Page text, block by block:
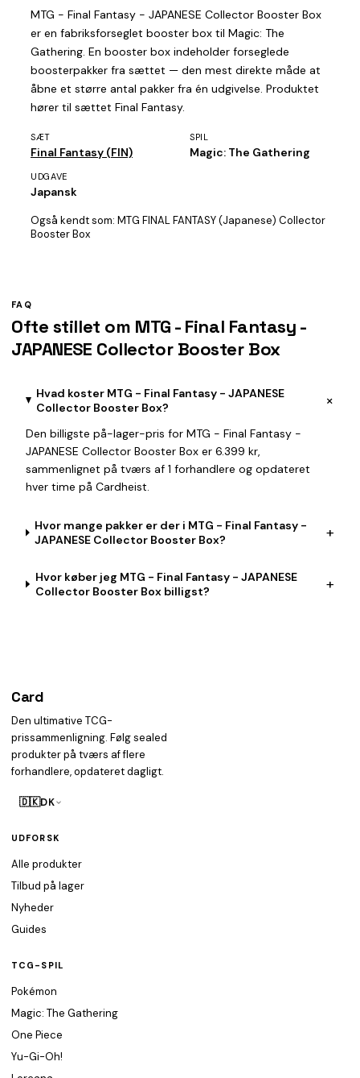
MTG - Final Fantasy - JAPANESE Collector Booster Box
er en fabriksforseglet booster box til Magic: The
Gathering. En booster box indeholder forseglede
boosterpakker fra sættet — den mest direkte måde at
åbne et større antal pakker fra én udgivelse. Produktet
hører til sættet Final Fantasy.
SÆT
Final Fantasy (FIN)
SPIL
Magic: The Gathering
UDGAVE
Japansk
Også kendt som: MTG FINAL FANTASY (Japanese) Collector
Booster Box
FAQ
Ofte stillet om MTG - Final Fantasy -
JAPANESE Collector Booster Box
Hvad koster MTG - Final Fantasy - JAPANESE
Collector Booster Box?
+
Den billigste på-lager-pris for MTG - Final Fantasy -
JAPANESE Collector Booster Box er 6.399 kr,
sammenlignet på tværs af 1 forhandlere og opdateret
hver time på Cardheist.
Hvor mange pakker er der i MTG - Final Fantasy -
JAPANESE Collector Booster Box?
+
Hvor køber jeg MTG - Final Fantasy - JAPANESE
Collector Booster Box billigst?
+
Card
Den ultimative TCG-
prissammenligning. Følg sealed
produkter på tværs af flere
forhandlere, opdateret dagligt.
🇩🇰DK
UDFORSK
Alle produkter
Tilbud på lager
Nyheder
Guides
TCG-SPIL
Pokémon
Magic: The Gathering
One Piece
Yu-Gi-Oh!